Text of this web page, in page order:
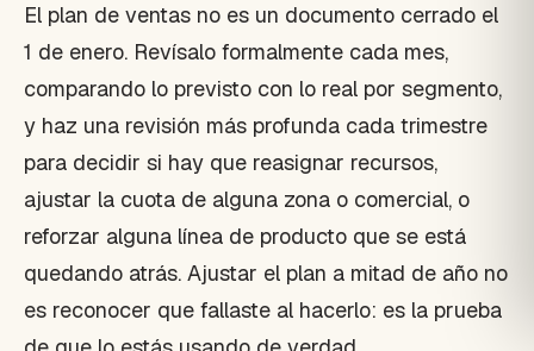
El plan de ventas no es un documento cerrado el
1 de enero. Revísalo formalmente cada mes,
comparando lo previsto con lo real por segmento,
y haz una revisión más profunda cada trimestre
para decidir si hay que reasignar recursos,
ajustar la cuota de alguna zona o comercial, o
reforzar alguna línea de producto que se está
quedando atrás. Ajustar el plan a mitad de año no
es reconocer que fallaste al hacerlo: es la prueba